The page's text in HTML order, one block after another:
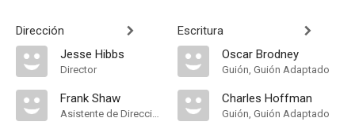
Dirección
Jesse Hibbs
Director
Frank Shaw
Asistente de Dirección
Escritura
Oscar Brodney
Guión, Guión Adaptado
Charles Hoffman
Guión, Guión Adaptado